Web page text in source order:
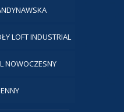
LOFT INDUSTRIAL
NOWOCZESNY